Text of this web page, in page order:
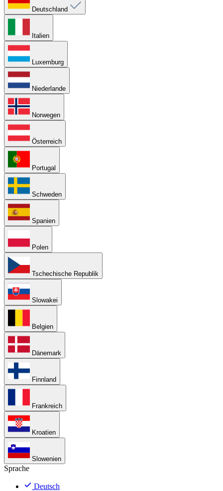
Deutschland
Italien
Luxemburg
Niederlande
Norwegen
Österreich
Portugal
Schweden
Spanien
Polen
Tschechische Republik
Slowakei
Belgien
Dänemark
Finnland
Frankreich
Kroatien
Slowenien
Sprache
Deutsch